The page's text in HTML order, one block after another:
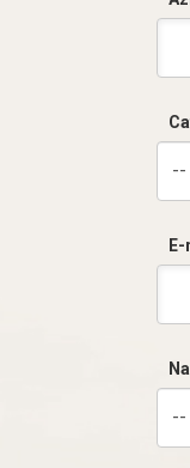
--
E-
--